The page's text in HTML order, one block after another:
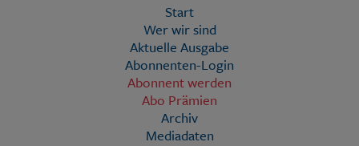
Start
Wer wir sind
Aktuelle Ausgabe
Abonnenten-Login
Abonnent werden
Abo Prämien
Archiv
Mediadaten